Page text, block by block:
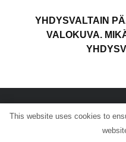
YHDYSVALTAIN
VALOKUVA.
© Kaikki
This website uses cookies to